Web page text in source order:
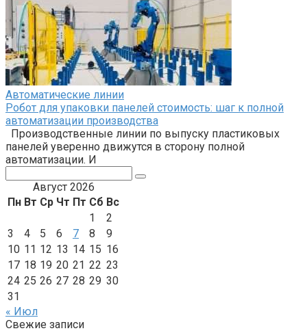
Автоматические линии
Робот для упаковки панелей стоимость: шаг к полной
автоматизации производства
Производственные линии по выпуску пластиковых
панелей уверенно движутся в сторону полной
автоматизации. И
Август 2026
Пн Вт Ср Чт Пт Сб Вс
1
2
3
4 5 6 7 8
9
10 11 12 13 14 15 16
17 18 19 20 21 22 23
24 25 26 27 28 29 30
31
« Июл
Свежие записи